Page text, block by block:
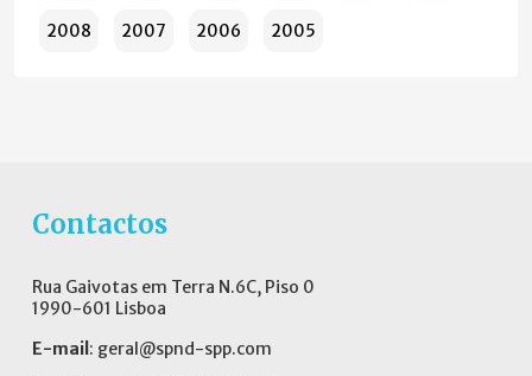
2008 2007 2006 2005
Contactos
Rua Gaivotas em Terra N.6C, Piso 0
1990-601 Lisboa
E-mail : geral@spnd-spp.com